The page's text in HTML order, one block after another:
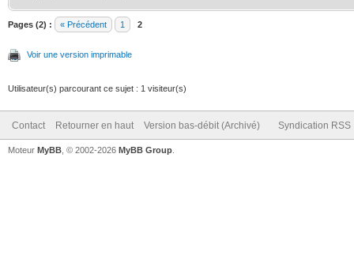
Pages (2) : « Précédent 1 2
Voir une version imprimable
Utilisateur(s) parcourant ce sujet : 1 visiteur(s)
Contact Retourner en haut Version bas-débit (Archivé) Syndication RSS
Moteur MyBB , © 2002-2026 MyBB Group